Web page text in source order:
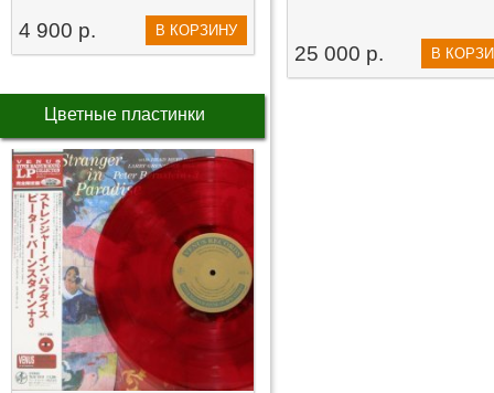
4 900 р. В КОРЗИНУ
Цветные пластинки
25 000 р. В